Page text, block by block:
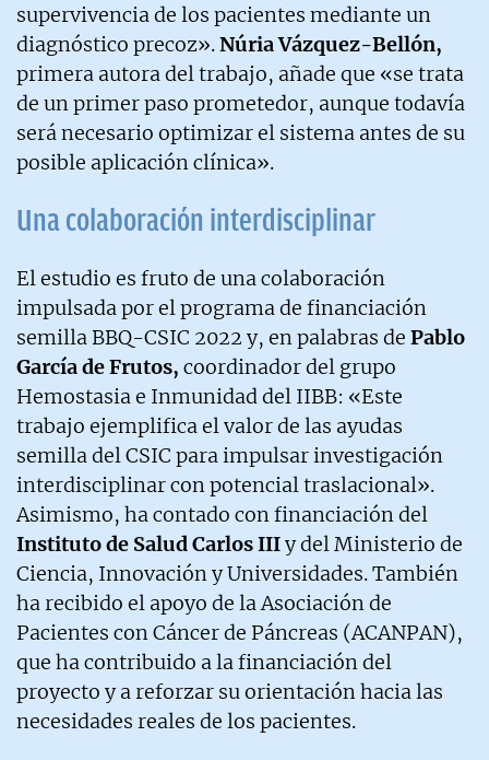
supervivencia de los pacientes mediante un
diagnóstico precoz».Núria Vázquez-Bellón,
primera autora del trabajo, añade que «se trata
de un primer paso prometedor, aunque todavía
será necesario optimizar el sistema antes de su
posible aplicación clínica».
Una colaboración interdisciplinar
El estudio es fruto de una colaboración
impulsada por el programa de financiación
semilla BBQ-CSIC 2022 y, en palabras de Pablo
García de Frutos, coordinador del grupo
Hemostasia e Inmunidad del IIBB: «Este
trabajo ejemplifica el valor de las ayudas
semilla del CSIC para impulsar investigación
interdisciplinar con potencial traslacional».
Asimismo, ha contado con financiación del
Instituto de Salud Carlos IIIy del Ministerio de
Ciencia, Innovación y Universidades. También
ha recibido el apoyo de la Asociación de
Pacientes con Cáncer de Páncreas (ACANPAN),
que ha contribuido a la financiación del
proyecto y a reforzar su orientación hacia las
necesidades reales de los pacientes.